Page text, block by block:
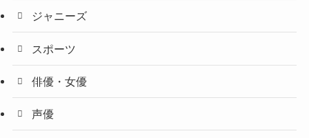
ジャニーズ
スポーツ
俳優・女優
声優